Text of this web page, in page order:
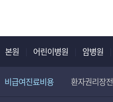
본원 어린이병원 암병원
비급여진료비용 환자권리장전